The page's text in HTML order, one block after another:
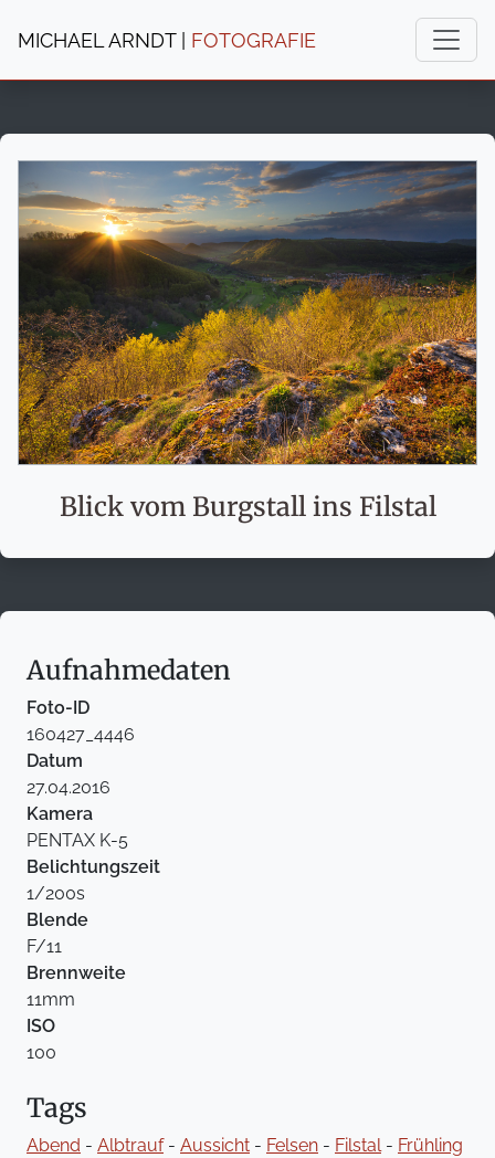
MICHAEL ARNDT | FOTOGRAFIE
Blick vom Burgstall ins Filstal
Aufnahmedaten
Foto-ID
160427_4446
Datum
27.04.2016
Kamera
PENTAX K-5
Belichtungszeit
1/200s
Blende
F/11
Brennweite
11mm
ISO
100
Tags
Abend - Albtrauf- Aussicht - Felsen - Filstal- Frühling